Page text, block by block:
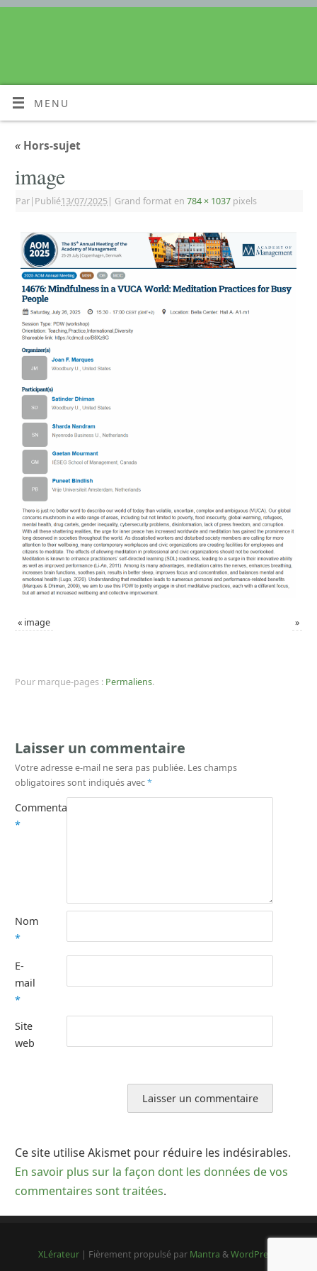
MENU
« Hors-sujet
image
Par| Publié13/07/2025| Grand format en 784 × 1037 pixels
« image »
Pour marque-pages : Permaliens.
Laisser un commentaire
Votre adresse e-mail ne sera pas publiée. Les champs
obligatoires sont indiqués avec*
Commentaire
*
Nom
*
E-
mail
*
Site
web
Ce site utilise Akismet pour réduire les indésirables.
En savoir plus sur la façon dont les données de vos
commentaires sont traitées.
XLérateur | Fièrement propulsé par Mantra &WordPress.